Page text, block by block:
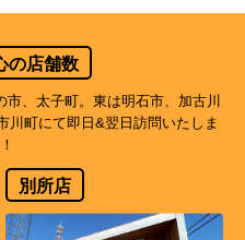
の店舗数
、太子町。東は明石市、加古川
川町にて即日&翌日訪問いたしま
別所店